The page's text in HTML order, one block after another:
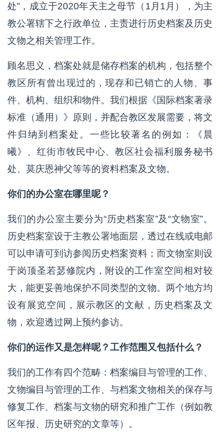
处”，成立于2020年天主之母节（1月1月），为主
教公署辖下之行政单位，主责进行历史档案及历史
文物之相关管理工作。
顾名思义，档案处就是储存档案的机构，包括整个
教区所有曾出现过的，现存和已销亡的人物、事
件、机构、组织和物件。我们根据《国际档案著录
标准（通用）》原则，并配合教区发展需要，将文
件归纳到档案处。一些比较著名的例如：《晨
曦》、红街市牧民中心、教区社会福利服务秘书
处、莫庆恩神父等等的资料档案及文物。
你们的办公室在哪里呢？
我们的办公室主要分为“历史档案室”及“文物室”。
历史档案室设于主教公署地面层，透过在线或电邮
可以申请可到访参阅历史档案资料；而文物室则设
于岗顶圣若瑟修院内，附设的工作室空间相对较
大，能更妥善地保护不同类型的文物。两个地方均
设有展览空间，展示教区的文献，历史档案及文
物，欢迎透过网上预约参访。
你们的运作又是怎样呢？工作范围又包括什么？
我们的工作有四个范畴：档案编目与管理的工作、
文物编目与管理的工作、与档案文物相关的保存与
修复工作、档案与文物的研究和推广工作（例如教
区年报、历史研究的文章等）。